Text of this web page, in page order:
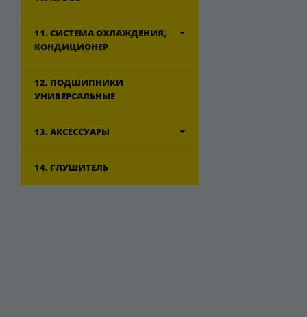
11. СИСТЕМА ОХЛАЖДЕНИЯ,
КОНДИЦИОНЕР
12. ПОДШИПНИКИ
УНИВЕРСАЛЬНЫЕ
13. АКСЕССУАРЫ
14. ГЛУШИТЕЛЬ